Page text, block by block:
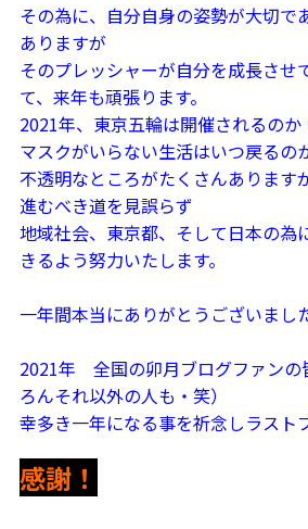
その為に、自分自身の姿勢が大切で
ありますが
そのプレッシャーが自分を成長させ
て、来年も頑張ります。
2021年、東京五輪は開催されるのか
マスクがいらない生活はいつ戻るの
不透明なところがたくさんあります
進むべき道を見誤らず
地域社会、東京都、そして日本の為
きるよう努力いたします。
一年間本当にありがとうございまし
2021年 全国の卯月ブログファンの
ろんそれ以外の人も・笑）
幸多き一年になる事を祈念しラスト
感謝！